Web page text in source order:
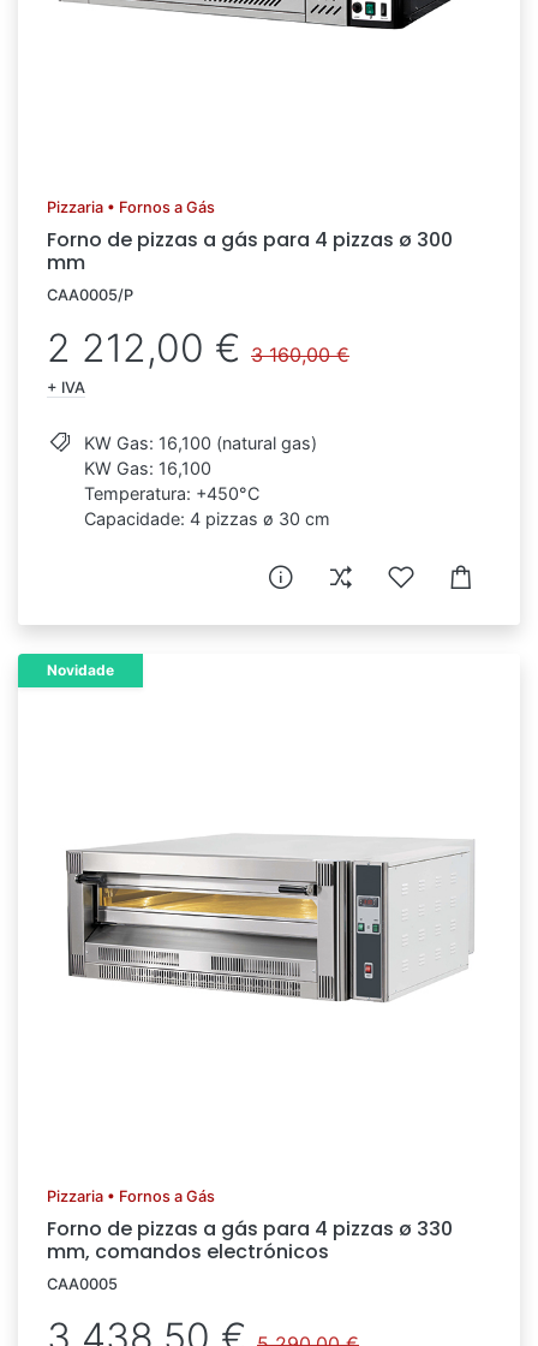
Pizzaria • Fornos a Gás
Forno de pizzas a gás para 4 pizzas ø 300
mm
CAA0005/P
2 212,00 € 3 160,00 €
+ IVA
KW Gas: 16,100 (natural gas)
KW Gas: 16,100
Temperatura: +450°C
Capacidade: 4 pizzas ø 30 cm
Novidade
Pizzaria • Fornos a Gás
Forno de pizzas a gás para 4 pizzas ø 330
mm, comandos electrónicos
CAA0005
3 438,50 €